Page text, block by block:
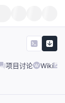
项目讨论 Wiki